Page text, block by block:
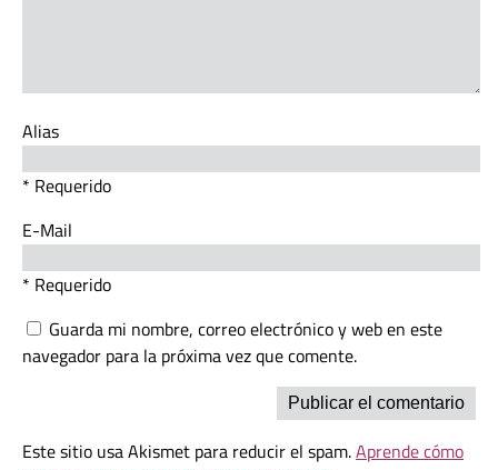
Alias
* Requerido
E-Mail
* Requerido
Guarda mi nombre, correo electrónico y web en este
navegador para la próxima vez que comente.
Este sitio usa Akismet para reducir el spam.Aprende cómo